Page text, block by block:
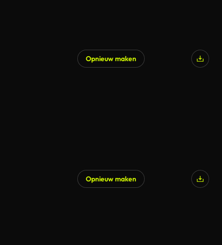
Opnieuw maken
Opnieuw maken